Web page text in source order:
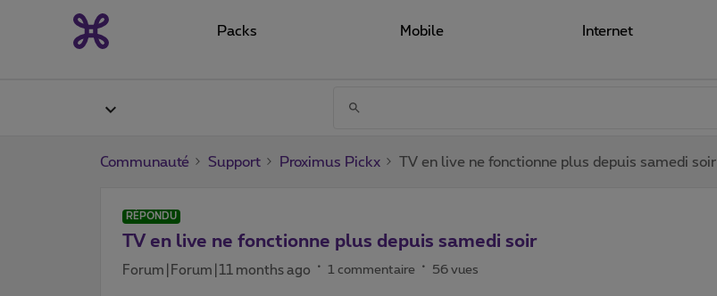
Packs Mobile Internet
Communauté Support Proximus Pickx TV en live ne fonctionne plus depuis samedi soir
RÉPONDU
TV en live ne fonctionne plus depuis samedi soir
Forum|Forum|11 months ago 1 commentaire 56 vues